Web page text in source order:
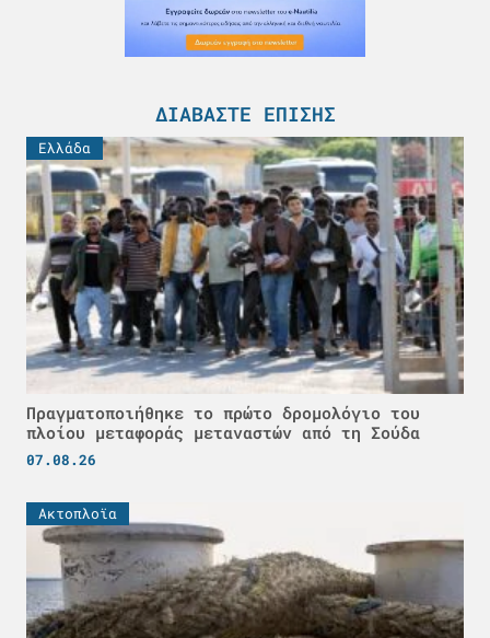
ΔΙΑΒΆΣΤΕ ΕΠΊΣΗΣ
Ελλάδα
Πραγματοποιήθηκε το πρώτο δρομολόγιο του
πλοίου μεταφοράς μεταναστών από τη Σούδα
07.08.26
Ακτοπλοϊα